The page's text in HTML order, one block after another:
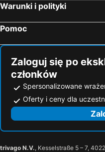
Warunki i polityki
Pomoc
Zaloguj się po
członków
Spersonalizowane
Oferty i ceny dla
trivago N.V., Kesselstraße 5 – 7,